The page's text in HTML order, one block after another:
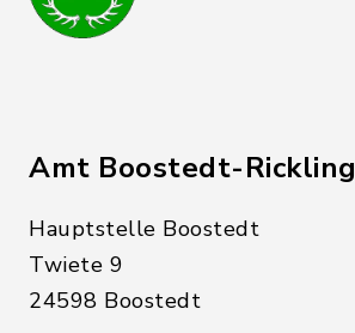
Amt Boostedt-Rickling
Hauptstelle Boostedt
Twiete 9
24598 Boostedt